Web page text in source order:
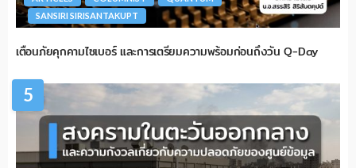
SANSIRI SIRISANTAKUPT
เตือนภัยคุกคามไซเบอร์ และการเตรียมความพร้อมก่อนถึงวัน Q-Day
5